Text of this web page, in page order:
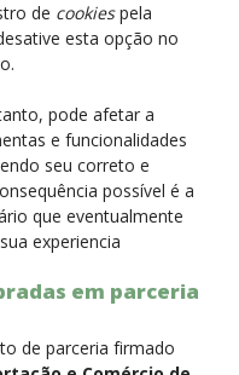
de cookiespela
esta opção no
pode afetar a
e funcionalidades
seu correto e
possível é a
que eventualmente
experiencia
em parceria
de parceria firmado